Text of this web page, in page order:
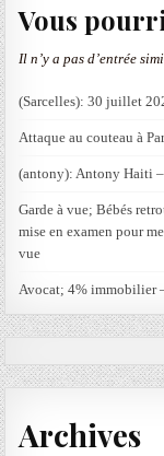
Vous
Il n’y a pas d’entrée
(Sarcelles): 30 juillet
Attaque au couteau à
(antony): Antony Haiti
Garde à vue; Bébés
mise en examen pour
vue
Avocat; 4% immobilier
Archives